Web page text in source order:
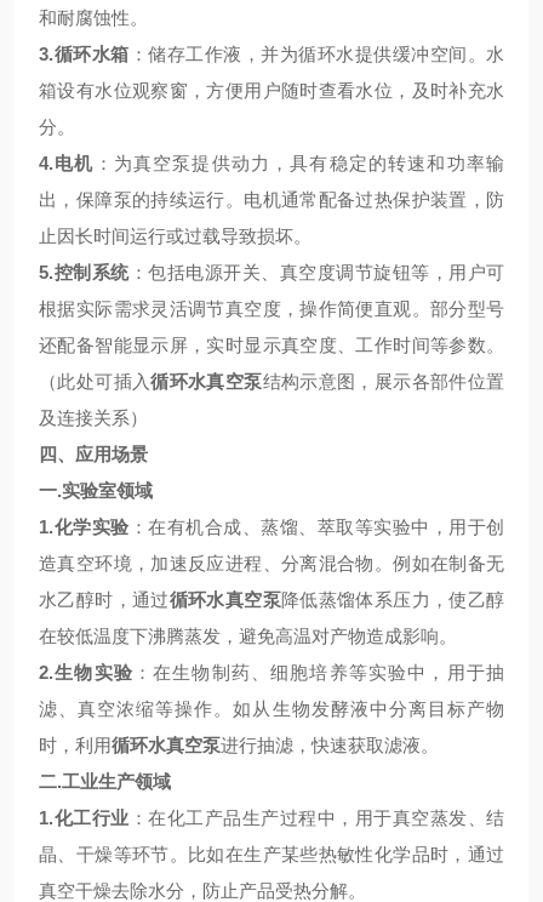
和耐腐蚀性。
3.循环水箱 ：储存工作液，并为循环水提供缓冲空间。水
箱设有水位观察窗，方便用户随时查看水位，及时补充水
分。
4.电机 ：为真空泵提供动力，具有稳定的转速和功率输
出，保障泵的持续运行。电机通常配备过热保护装置，防
止因长时间运行或过载导致损坏。
5.控制系统：包括电源开关、真空度调节旋钮等，用户可
根据实际需求灵活调节真空度，操作简便直观。部分型号
还配备智能显示屏，实时显示真空度、工作时间等参数。
（此处可插入循环水真空泵结构示意图，展示各部件位置
及连接关系）
四、应用场景
一.实验室领域
1.化学实验 ：在有机合成、蒸馏、萃取等实验中，用于创
造真空环境，加速反应进程、分离混合物。例如在制备无
水乙醇时，通过循环水真空泵降低蒸馏体系压力，使乙醇
在较低温度下沸腾蒸发，避免高温对产物造成影响。
2.生物实验 ：在生物制药、细胞培养等实验中，用于抽
滤、真空浓缩等操作。如从生物发酵液中分离目标产物
时，利用循环水真空泵进行抽滤，快速获取滤液。
二.工业生产领域
1.化工行业 ：在化工产品生产过程中，用于真空蒸发、结
晶、干燥等环节。比如在生产某些热敏性化学品时，通过
真空干燥去除水分，防止产品受热分解。